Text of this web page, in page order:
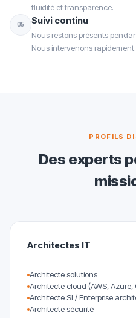
fluidité et transparence.
05 Suivi continu
Nous restons présents
Nous intervenons rapidement.
PROFILS
Des experts
Architectes IT
Architecte solutions
Architecte cloud (AWS, Azure,
Architecte SI / Enterprise
Architecte sécurité